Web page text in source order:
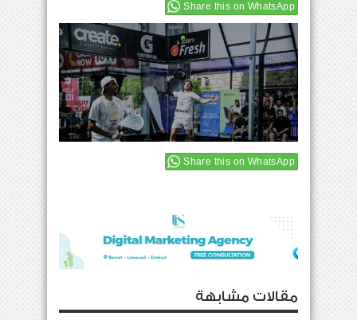
Share this on WhatsApp
Share this on WhatsApp
مقالات مشابهة